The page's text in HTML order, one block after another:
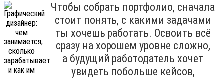
Чтобы собрать портфолио, сначала
стоит понять, с какими задачами
ты хочешь работать. Освоить всё
сразу на хорошем уровне сложно,
а будущий работодатель хочет
увидеть побольше кейсов,